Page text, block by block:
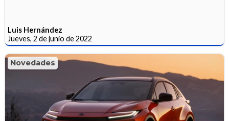
Luis Hernández
Jueves, 2 de junio de 2022
Novedades